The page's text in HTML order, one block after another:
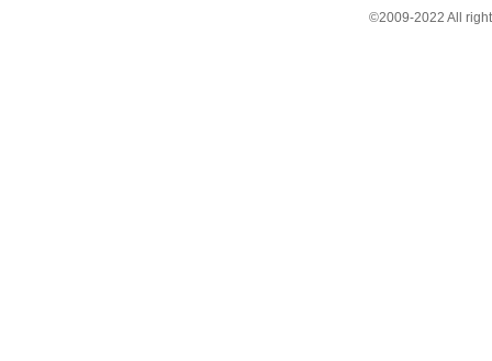
©2009-2022 All